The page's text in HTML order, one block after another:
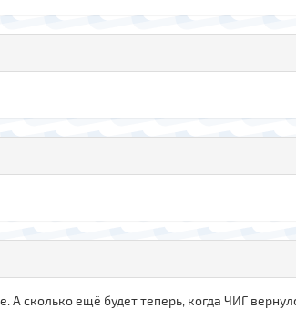
А сколько ещё будет теперь, когда ЧИГ